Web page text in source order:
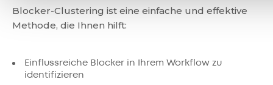
Blocker-Clustering ist eine einfache und effektive
Methode, die Ihnen hilft:
Einflussreiche Blocker in Ihrem Workflow zu
identifizieren